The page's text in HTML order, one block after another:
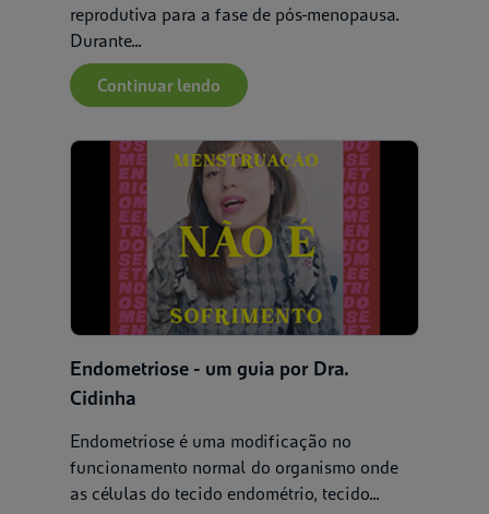
reprodutiva para a fase de pós-menopausa.
Durante...
Continuar lendo
Endometriose - um guia por Dra.
Cidinha
Endometriose é uma modificação no
funcionamento normal do organismo onde
as células do tecido endométrio, tecido...